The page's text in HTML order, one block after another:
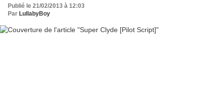
Publié le 21/02/2013 à 12:03
Par LullabyBoy